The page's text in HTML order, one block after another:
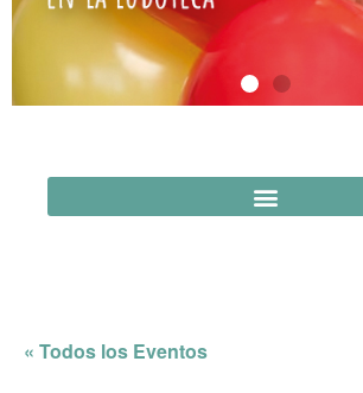
« Todos los Eventos